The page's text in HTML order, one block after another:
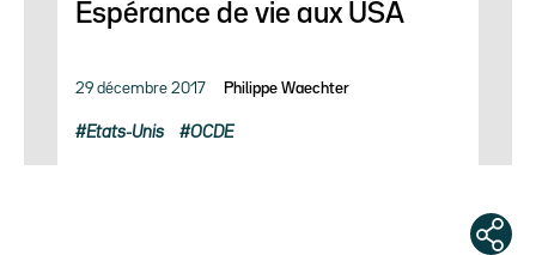
Espérance de vie aux USA
29 décembre 2017 Philippe Waechter
Etats-Unis OCDE